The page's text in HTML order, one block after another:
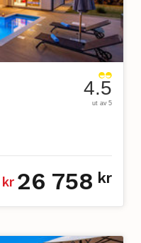
4.5
ut av 5
kr 26 758 kr